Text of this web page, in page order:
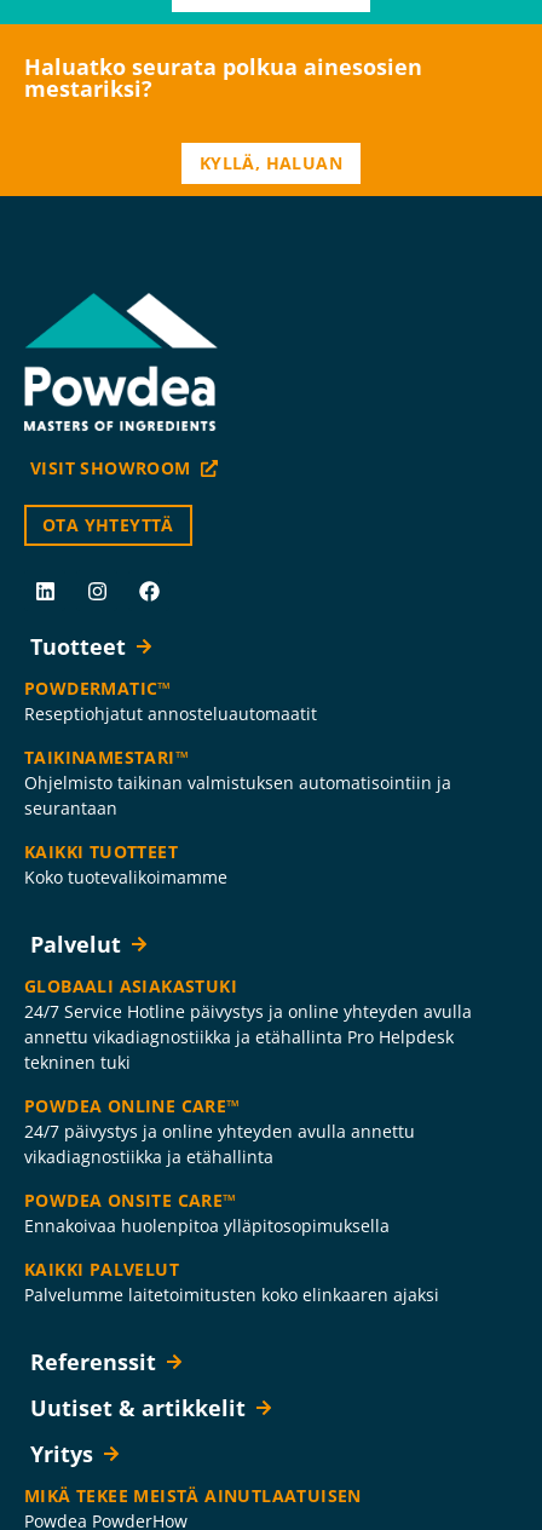
Haluatko seurata polkua ainesosien
mestariksi?
KYLLÄ, HALUAN
VISIT SHOWROOM
OTA YHTEYTTÄ
Tuotteet
POWDERMATIC™
Reseptiohjatut annosteluautomaatit
TAIKINAMESTARI™
Ohjelmisto taikinan valmistuksen automatisointiin ja
seurantaan
KAIKKI TUOTTEET
Koko tuotevalikoimamme
Palvelut
GLOBAALI ASIAKASTUKI
24/7 Service Hotline päivystys ja online yhteyden avulla
annettu vikadiagnostiikka ja etähallinta Pro Helpdesk
tekninen tuki
POWDEA ONLINE CARE™
24/7 päivystys ja online yhteyden avulla annettu
vikadiagnostiikka ja etähallinta
POWDEA ONSITE CARE™
Ennakoivaa huolenpitoa ylläpitosopimuksella
KAIKKI PALVELUT
Palvelumme laitetoimitusten koko elinkaaren ajaksi
Referenssit
Uutiset & artikkelit
Yritys
MIKÄ TEKEE MEISTÄ AINUTLAATUISEN
Powdea PowderHow